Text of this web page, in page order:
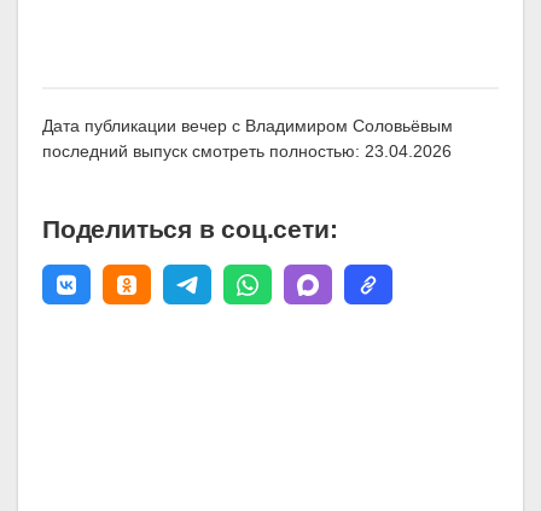
Дата публикации вечер с Владимиром Соловьёвым
последний выпуск смотреть полностью: 23.04.2026
Поделиться в соц.сети: